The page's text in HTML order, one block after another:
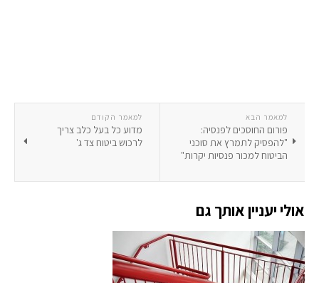
למאמר הקודם
מדוע כל בעל כלב צריך
לרכוש ביטוח צד ג'
למאמר הבא
פורום החוסכים לפנסיה:
"להפסיק לתמרץ את סוכני
הביטוח למכור פנסיות יקרות"
אולי יעניין אותך גם